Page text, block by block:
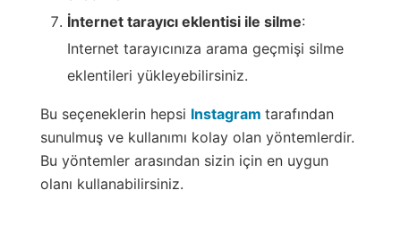
İnternet tarayıcı eklentisi ile silme:
Internet tarayıcınıza arama geçmişi silme
eklentileri yükleyebilirsiniz.
Bu seçeneklerin hepsi Instagram tarafından
sunulmuş ve kullanımı kolay olan yöntemlerdir.
Bu yöntemler arasından sizin için en uygun
olanı kullanabilirsiniz.